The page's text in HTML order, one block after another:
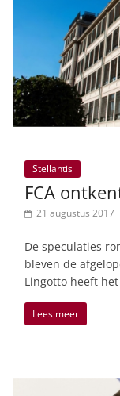
Stellantis
FCA
21 augustus 2017
De speculaties
bleven de
Lingotto heeft het
Lees meer